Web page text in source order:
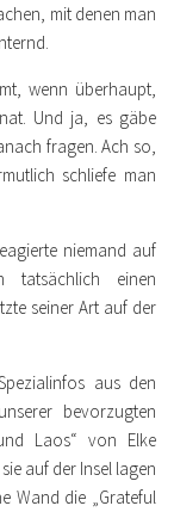
mit denen man
wenn überhaupt,
Und ja, es gäbe
fragen. Ach so,
schliefe man
niemand auf
tatsächlich einen
seiner Art auf der
aus den
bevorzugten
Laos“ von Elke
auf der Insel lagen
Wand die „Grateful